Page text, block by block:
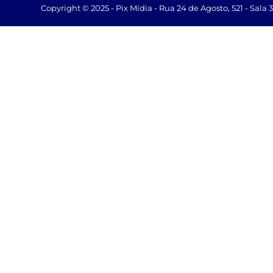
Copyright © 2025 - Pix Mídia - Rua 24 de Agosto, 521 - Sala